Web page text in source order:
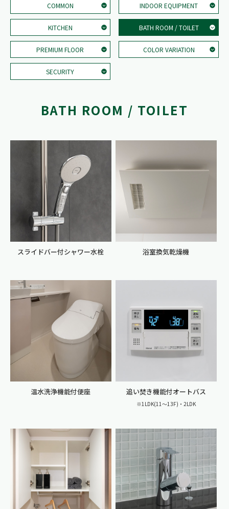
COMMON INDOOR EQUIPMENT
KITCHEN BATH ROOM / TOILET
PREMIUM FLOOR COLOR VARIATION
SECURITY
BATH ROOM / TOILET
スライドバー付シャワー水栓 浴室換気乾燥機
温水洗浄機能付便座 追い焚き機能付オートバス
※1LDK(11〜13F)・2LDK